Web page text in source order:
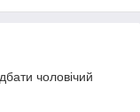
чоловічий